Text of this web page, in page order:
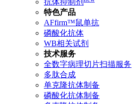
特色产品
AFfirm™鼠单抗
磷酸化抗体
WB相关试剂
技术服务
全数字病理切片扫描服务
多肽合成
单克隆抗体制备
磷酸化抗体制备